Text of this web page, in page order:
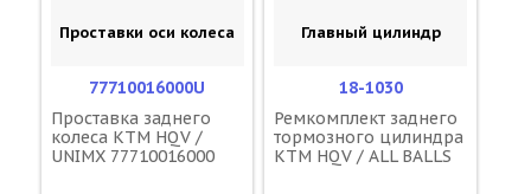
Проставки оси колеса
77710016000U
Проставка заднего
колеса KTM HQV /
UNIMX 77710016000
Главный цилиндр
18-1030
Ремкомплект заднего
тормозного цилиндра
KTM HQV / ALL BALLS